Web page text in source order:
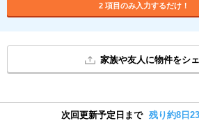
2 項目のみ入力するだけ！
家族や友人に物件をシ
次回更新予定日まで 残り約8日